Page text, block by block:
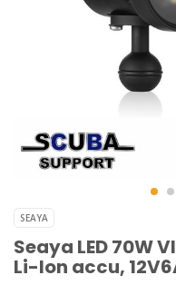
SEAYA
Seaya LED 70W
Li-Ion accu,